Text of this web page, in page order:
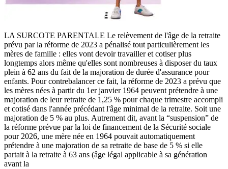
LA SURCOTE PARENTALE Le relèvement de l'âge de la retraite
prévu par la réforme de 2023 a pénalisé tout particulièrement les
mères de famille : elles vont devoir travailler et cotiser plus
longtemps alors même qu'elles sont nombreuses à disposer du taux
plein à 62 ans du fait de la majoration de durée d'assurance pour
enfants. Pour contrebalancer ce fait, la réforme de 2023 a prévu que
les mères nées à partir du 1er janvier 1964 peuvent prétendre à une
majoration de leur retraite de 1,25 % pour chaque trimestre accompli
et cotisé dans l'année précédant l'âge minimal de la retraite. Soit une
majoration de 5 % au plus. Autrement dit, avant la “suspension” de
la réforme prévue par la loi de financement de la Sécurité sociale
pour 2026, une mère née en 1964 pouvait automatiquement
prétendre à une majoration de sa retraite de base de 5 % si elle
partait à la retraite à 63 ans (âge légal applicable à sa génération
avant la